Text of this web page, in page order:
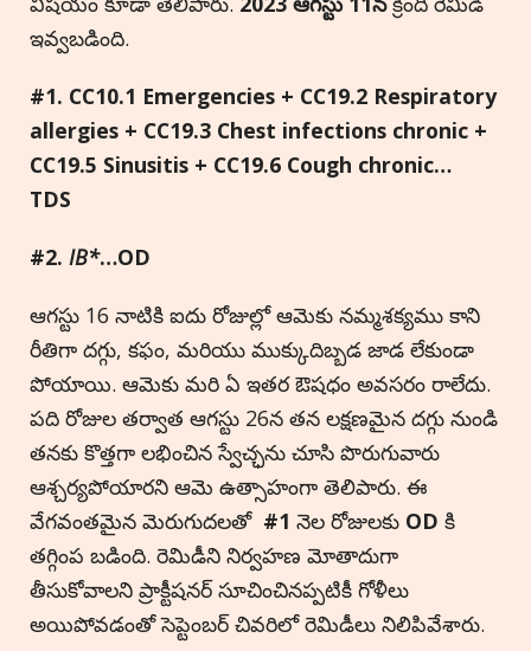
ఇవ్వబడింది.
#1. CC10.1 Emergencies + CC19.2 Respiratory
allergies + CC19.3 Chest infections chronic +
CC19.5 Sinusitis + CC19.6 Cough chronic…
TDS
#2. IB*…OD
ఆగస్టు 16 నాటికి ఐదు రోజుల్లో ఆమెకు నమ్మశక్యము కాని
రీతిగా దగ్గు, కఫం, మరియు ముక్కుదిబ్బడ జాడ లేకుండా
పోయాయి. ఆమెకు మరి ఏ ఇతర ఔషధం అవసరం రాలేదు.
పది రోజుల తర్వాత ఆగస్టు 26న తన లక్షణమైన దగ్గు నుండి
తనకు కొత్తగా లభించిన స్వేచ్ఛను చూసి పొరుగువారు
ఆశ్చర్యపోయారని ఆమె ఉత్సాహంగా తెలిపారు. ఈ
వేగవంతమైన మెరుగుదలతో #1 నెల రోజులకు OD కి
తగ్గింప బడింది. రెమిడీని నిర్వహణ మోతాదుగా
తీసుకోవాలని ప్రాక్టీషనర్ సూచించినప్పటికీ గోళీలు
అయిపోవడంతో సెప్టెంబర్ చివరిలో రెమిడీలు నిలిపివేశారు.